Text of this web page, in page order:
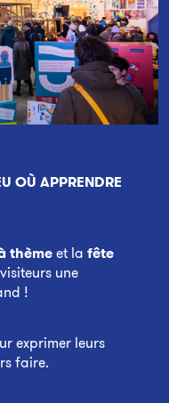
OÙ APPRENDRE
thèmeet la fête
une
!
exprimer leurs
faire.